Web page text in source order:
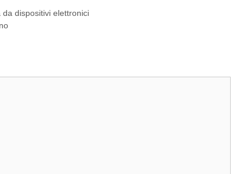
dispositivi elettronici